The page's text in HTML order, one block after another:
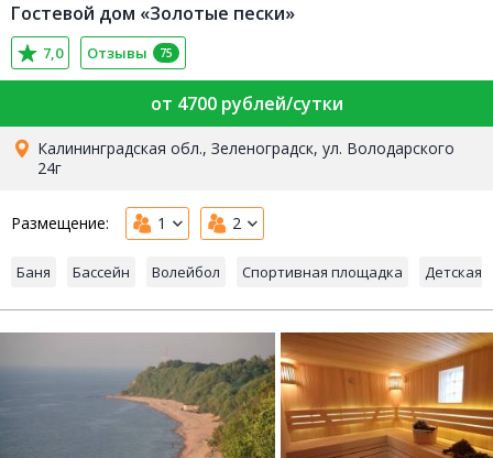
Гостевой дом «Золотые пески»
7,0 Отзывы 75
от 4700 рублей/сутки
Калининградская обл., Зеленоградск, ул. Володарского
24г
Размещение: 1 2
Баня Бассейн Волейбол Спортивная площадка Детская